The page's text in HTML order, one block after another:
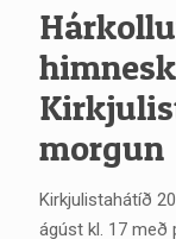
morgun
Kirkjulistahátíð
ágúst kl. 17 með